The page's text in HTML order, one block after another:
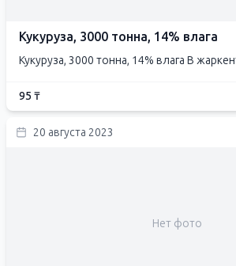
Кукуруза, 3000 тонна, 14% влага
Кукуруза, 3000 тонна, 14% влага В
95 ₸
20 августа 2023
Нет фото